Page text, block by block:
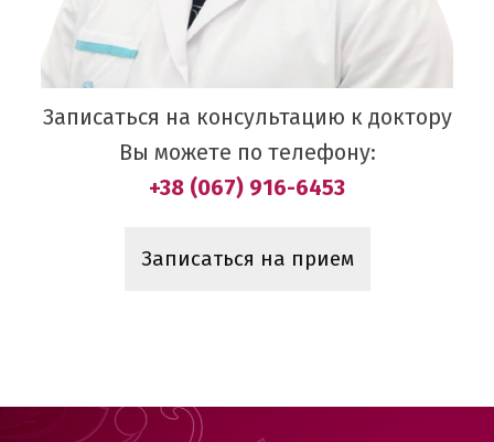
Записаться на консультацию к доктору
Вы можете по телефону:
+38 (067) 916-6453
Записаться на прием